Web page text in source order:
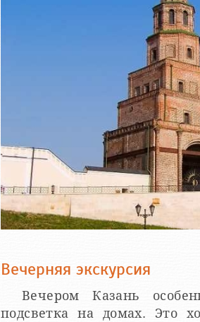
Вечерняя экскурсия
Вечером Казань
подсветка на домах. Это